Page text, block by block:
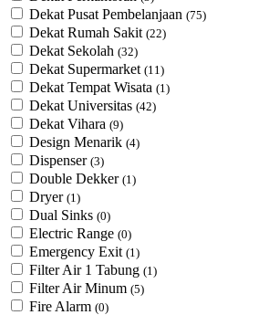
Dekat Pusat Pembelanjaan (75)
Dekat Rumah Sakit (22)
Dekat Sekolah (32)
Dekat Supermarket (11)
Dekat Tempat Wisata (1)
Dekat Universitas (42)
Dekat Vihara (9)
Design Menarik (4)
Dispenser (3)
Double Dekker (1)
Dryer (1)
Dual Sinks (0)
Electric Range (0)
Emergency Exit (1)
Filter Air 1 Tabung (1)
Filter Air Minum (5)
Fire Alarm (0)